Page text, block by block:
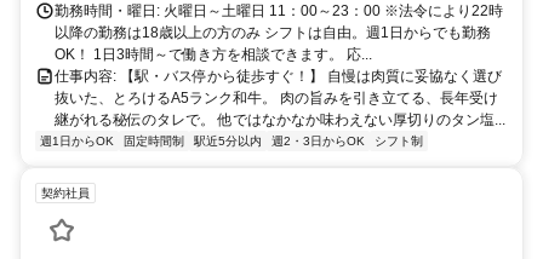
京浜東北線、JR東海道本線、JR横須賀線、JR上野東京ライン、東京
メトロ銀座線、都営浅草線、ゆりかもめ 新橋駅 徒歩 10 分 JR山手
線・JR京浜東北線・東京モノレール 浜松町駅 徒歩 8 分（約 632
m） ・最寄りバス停 新橋六丁目（都営バス 橋86・都06・浜95 系統
ほか） 徒歩 1 分（約 7 m） 愛宕警察署（都営バス 橋86 系統ほ
か） 徒歩 2 分（約 158 m） 新橋五丁目（都営バス 都06・浜95 系
統ほか） 徒歩 4 分（約 296 m） ＪＲ山手線の浜松町駅からは2分、
分、秋葉原駅からで8分で電車通勤できます！ ＪＲ横須賀線・ＪＲ上
野東京ラインでは東京駅から3分、品川駅からは5分ですね！ 東京メ
トロ銀座線だと銀座駅（2分）、虎ノ門駅（2分）、京橋駅（3分）、
勤務時間・曜日: 火曜日～土曜日 11：00～23：00 ※法令により22時
以降の勤務は18歳以上の方のみ シフトは自由。週1日からでも勤務
OK！ 1日3時間～で働き方を相談できます。 応...
仕事内容: 【駅・バス停から徒歩すぐ！】 自慢は肉質に妥協なく選び
抜いた、とろけるA5ランク和牛。 肉の旨みを引き立てる、長年受け
継がれる秘伝のタレで。 他ではなかなか味わえない厚切りのタン塩...
週1日からOK 固定時間制 駅近5分以内 週2・3日からOK シフト制
契約社員